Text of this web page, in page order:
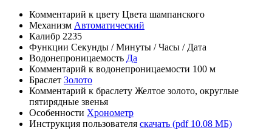
Комментарий к цвету Цвета шампанского
Механизм Автоматический
Калибр 2235
Функции Секунды /Минуты /Часы / Дата
Водонепроницаемость Да
Комментарий к водонепроницаемости 100 м
Браслет Золото
Комментарий к браслету Желтое золото, округлые
пятирядные звенья
Особенности Хронометр
Инструкция пользователя скачать (pdf 10.08 МБ)